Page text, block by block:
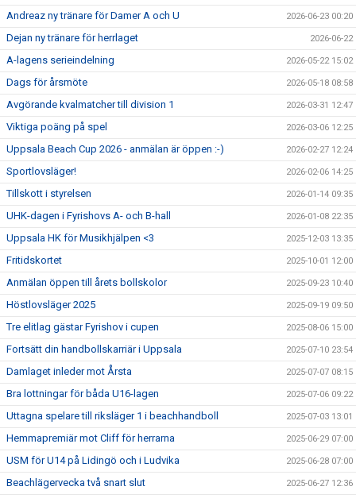
Andreaz ny tränare för Damer A och U 2026-06-23 00:20
Dejan ny tränare för herrlaget 2026-06-22
A-lagens serieindelning 2026-05-22 15:02
Dags för årsmöte 2026-05-18 08:58
Avgörande kvalmatcher till division 1 2026-03-31 12:47
Viktiga poäng på spel 2026-03-06 12:25
Uppsala Beach Cup 2026 - anmälan är öppen :-) 2026-02-27 12:24
Sportlovsläger! 2026-02-06 14:25
Tillskott i styrelsen 2026-01-14 09:35
UHK-dagen i Fyrishovs A- och B-hall 2026-01-08 22:35
Uppsala HK för Musikhjälpen <3 2025-12-03 13:35
Fritidskortet 2025-10-01 12:00
Anmälan öppen till årets bollskolor 2025-09-23 10:40
Höstlovsläger 2025 2025-09-19 09:50
Tre elitlag gästar Fyrishov i cupen 2025-08-06 15:00
Fortsätt din handbollskarriär i Uppsala 2025-07-10 23:54
Damlaget inleder mot Årsta 2025-07-07 08:15
Bra lottningar för båda U16-lagen 2025-07-06 09:22
Uttagna spelare till riksläger 1 i beachhandboll 2025-07-03 13:01
Hemmapremiär mot Cliff för herrarna 2025-06-29 07:00
USM för U14 på Lidingö och i Ludvika 2025-06-28 07:00
Beachlägervecka två snart slut 2025-06-27 12:36